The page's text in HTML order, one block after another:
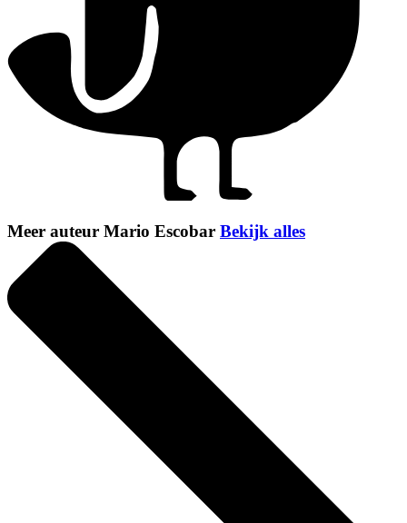
Meer auteur Mario Escobar Bekijk alles